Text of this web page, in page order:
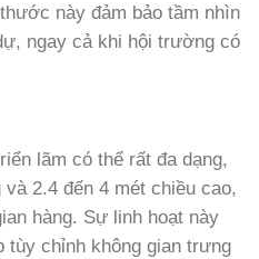
này đảm bảo tầm nhìn
ngay cả khi hội trường có
lãm có thể rất đa dạng,
2.4 đến 4 mét chiều cao,
hàng. Sự linh hoạt này
tùy chỉnh không gian trưng